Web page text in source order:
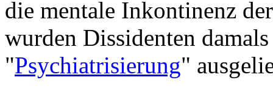
die mentale Inkontinenz
wurden Dissidenten
"Psychiatrisierung"